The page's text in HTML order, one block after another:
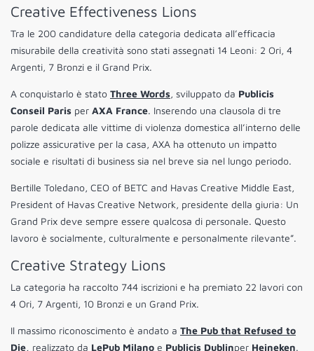
Creative Effectiveness Lions
Tra le 200 candidature della categoria dedicata all’efficacia
misurabile della creatività sono stati assegnati 14 Leoni: 2 Ori, 4
Argenti, 7 Bronzi e il Grand Prix.
A conquistarlo è stato Three Words, sviluppato da Publicis
Conseil Paris per AXA France. Inserendo una clausola di tre
parole dedicata alle vittime di violenza domestica all’interno delle
polizze assicurative per la casa, AXA ha ottenuto un impatto
sociale e risultati di business sia nel breve sia nel lungo periodo.
Bertille Toledano, CEO of BETC and Havas Creative Middle East,
President of Havas Creative Network, presidente della giuria: Un
Grand Prix deve sempre essere qualcosa di personale. Questo
lavoro è socialmente, culturalmente e personalmente rilevante”.
Creative Strategy Lions
La categoria ha raccolto 744 iscrizioni e ha premiato 22 lavori con
4 Ori, 7 Argenti, 10 Bronzi e un Grand Prix.
Il massimo riconoscimento è andato a The Pub that Refused to
Die, realizzato da LePub Milano e Publicis Dublinper Heineken.